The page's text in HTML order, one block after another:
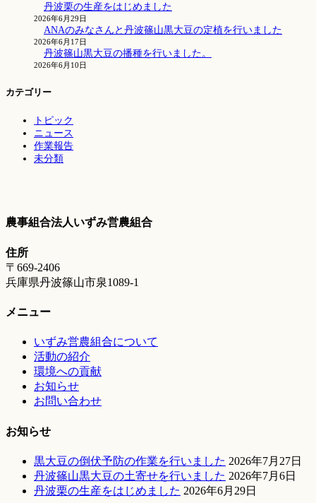
丹波栗の生産をはじめました
2026年6月29日
ANAのみなさんと丹波篠山黒大豆の定植を行いました
2026年6月17日
丹波篠山黒大豆の播種を行いました。
2026年6月10日
カテゴリー
トピック
ニュース
作業報告
未分類
農事組合法人いずみ営農組合
住所
〒669-2406
兵庫県丹波篠山市泉1089-1
メニュー
いずみ営農組合について
活動の紹介
環境への貢献
お知らせ
お問い合わせ
お知らせ
黒大豆の倒伏予防の作業を行いました 2026年7月27日
丹波篠山黒大豆の土寄せを行いました 2026年7月6日
丹波栗の生産をはじめました 2026年6月29日